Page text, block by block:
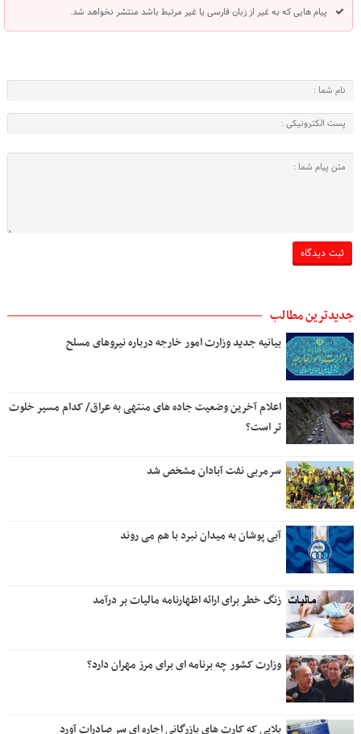
پیام هایی که به غیر از زبان فارسی یا غیر مرتبط باشد منتشر نخواهد شد.
جدیدترین مطالب
بیانیه جدید وزارت امور خارجه درباره نیروهای مسلح
اعلام آخرین وضعیت جاده های منتهی به عراق/ کدام مسیر خلوت
تر است؟
سرمربی نفت آبادان مشخص شد
آبی پوشان به میدان نبرد با هم می روند
زنگ خطر برای ارائه اظهارنامه مالیات بر درآمد
وزارت کشور چه برنامه ای برای مرز مهران دارد؟
بلایی که کارت های بازرگانی اجاره ای سر صادرات آورد